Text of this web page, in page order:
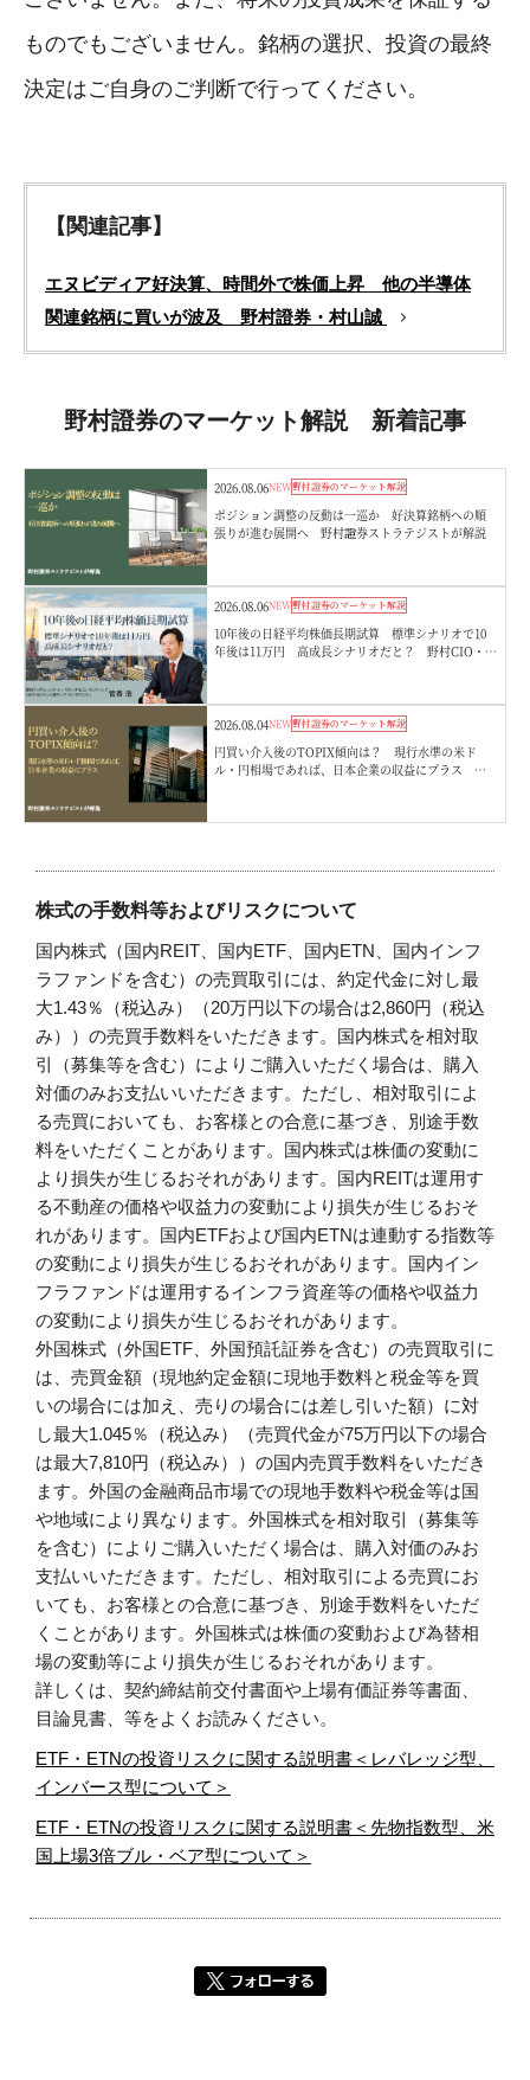
ものでもございません。銘柄の選択、投資の最終
決定はご自身のご判断で行ってください。
【関連記事】
エヌビディア好決算、時間外で株価上昇 他の半導体
関連銘柄に買いが波及 野村證券・村山誠
野村證券のマーケット解説 新着記事
2026.08.06NEW野村證券のマーケット解説
ポジション調整の反動は一巡か 好決算銘柄への順
張りが進む展開へ 野村證券ストラテジストが解説
2026.08.06NEW野村證券のマーケット解説
10年後の日経平均株価長期試算 標準シナリオで10
年後は11万円 高成長シナリオだと？ 野村CIO・宮
2026.08.04NEW野村證券のマーケット解説
円買い介入後のTOPIX傾向は？ 現行水準の米ド
ル・円相場であれば、日本企業の収益にプラス 野
株式の手数料等およびリスクについて
国内株式（国内REIT、国内ETF、国内ETN、国内インフ
ラファンドを含む）の売買取引には、約定代金に対し最
大1.43％（税込み）（20万円以下の場合は2,860円（税込
み））の売買手数料をいただきます。国内株式を相対取
引（募集等を含む）によりご購入いただく場合は、購入
対価のみお支払いいただきます。ただし、相対取引によ
る売買においても、お客様との合意に基づき、別途手数
料をいただくことがあります。国内株式は株価の変動に
より損失が生じるおそれがあります。国内REITは運用す
る不動産の価格や収益力の変動により損失が生じるおそ
れがあります。国内ETFおよび国内ETNは連動する指数等
の変動により損失が生じるおそれがあります。国内イン
フラファンドは運用するインフラ資産等の価格や収益力
の変動により損失が生じるおそれがあります。
外国株式（外国ETF、外国預託証券を含む）の売買取引に
は、売買金額（現地約定金額に現地手数料と税金等を買
いの場合には加え、売りの場合には差し引いた額）に対
し最大1.045％（税込み）（売買代金が75万円以下の場合
は最大7,810円（税込み））の国内売買手数料をいただき
ます。外国の金融商品市場での現地手数料や税金等は国
や地域により異なります。外国株式を相対取引（募集等
を含む）によりご購入いただく場合は、購入対価のみお
支払いいただきます。ただし、相対取引による売買にお
いても、お客様との合意に基づき、別途手数料をいただ
くことがあります。外国株式は株価の変動および為替相
場の変動等により損失が生じるおそれがあります。
詳しくは、契約締結前交付書面や上場有価証券等書面、
目論見書、等をよくお読みください。
ETF・ETNの投資リスクに関する説明書＜レバレッジ型、
インバース型について＞
ETF・ETNの投資リスクに関する説明書＜先物指数型、米
国上場3倍ブル・ベア型について＞